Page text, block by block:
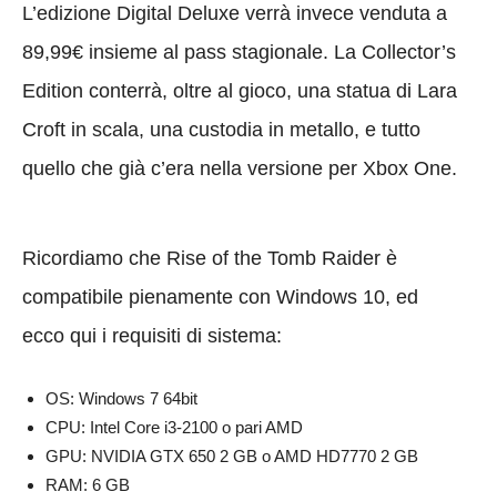
L’edizione Digital Deluxe verrà invece venduta a
89,99€ insieme al pass stagionale. La Collector’s
Edition conterrà, oltre al gioco, una statua di Lara
Croft in scala, una custodia in metallo, e tutto
quello che già c’era nella versione per Xbox One.
Ricordiamo che Rise of the Tomb Raider è
compatibile pienamente con Windows 10, ed
ecco qui i requisiti di sistema:
OS: Windows 7 64bit
CPU: Intel Core i3-2100 o pari AMD
GPU: NVIDIA GTX 650 2 GB o AMD HD7770 2 GB
RAM: 6 GB